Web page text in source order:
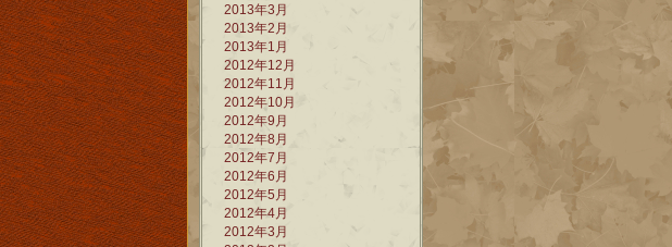
2013年3月
2013年2月
2013年1月
2012年12月
2012年11月
2012年10月
2012年9月
2012年8月
2012年7月
2012年6月
2012年5月
2012年4月
2012年3月